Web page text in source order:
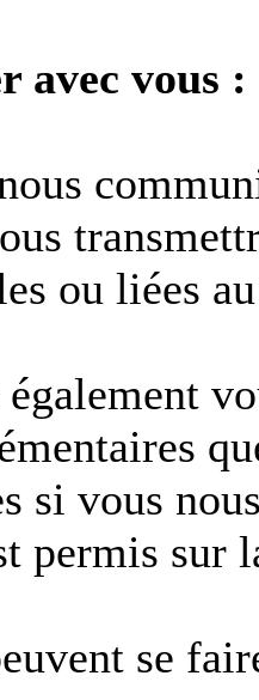
avec vous :
ou liées
si vous
permis sur
se